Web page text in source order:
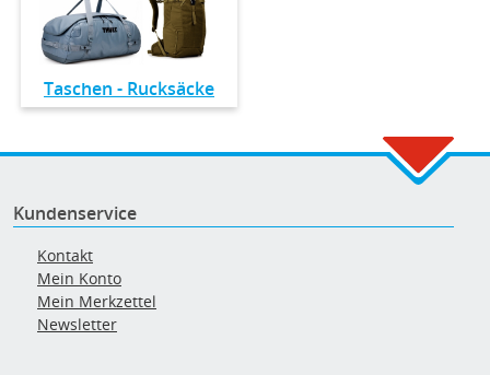
Taschen - Rucksäcke
Kundenservice
Kontakt
Mein Konto
Mein Merkzettel
Newsletter